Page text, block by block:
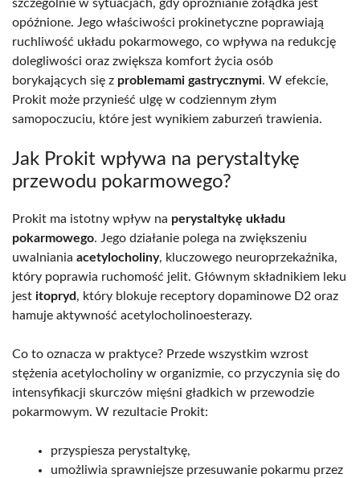
szczególnie w sytuacjach, gdy opróżnianie żołądka jest
opóźnione. Jego właściwości prokinetyczne poprawiają
ruchliwość układu pokarmowego, co wpływa na redukcję
dolegliwości oraz zwiększa komfort życia osób
borykających się z problemami gastrycznymi. W efekcie,
Prokit może przynieść ulgę w codziennym złym
samopoczuciu, które jest wynikiem zaburzeń trawienia.
Jak Prokit wpływa na perystaltykę
przewodu pokarmowego?
Prokit ma istotny wpływ na perystaltykę układu
pokarmowego. Jego działanie polega na zwiększeniu
uwalniania acetylocholiny, kluczowego neuroprzekaźnika,
który poprawia ruchomość jelit. Głównym składnikiem leku
jest itopryd, który blokuje receptory dopaminowe D2 oraz
hamuje aktywność acetylocholinoesterazy.
Co to oznacza w praktyce? Przede wszystkim wzrost
stężenia acetylocholiny w organizmie, co przyczynia się do
intensyfikacji skurczów mięśni gładkich w przewodzie
pokarmowym. W rezultacie Prokit:
przyspiesza perystaltykę,
umożliwia sprawniejsze przesuwanie pokarmu przez